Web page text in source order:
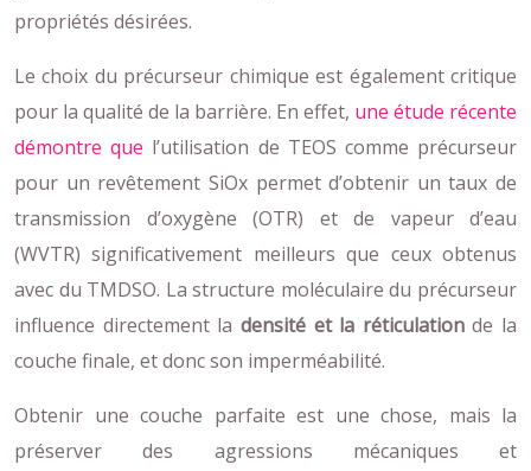
propriétés désirées.
Le choix du précurseur chimique est également critique
pour la qualité de la barrière. En effet, une étude récente
démontre que l’utilisation de TEOS comme précurseur
pour un revêtement SiOx permet d’obtenir un taux de
transmission d’oxygène (OTR) et de vapeur d’eau
(WVTR) significativement meilleurs que ceux obtenus
avec du TMDSO. La structure moléculaire du précurseur
influence directement la densité et la réticulationde la
couche finale, et donc son imperméabilité.
Obtenir une couche parfaite est une chose, mais la
préserver des agressions mécaniques et